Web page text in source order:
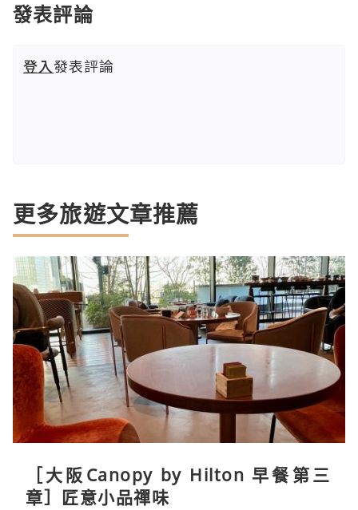
發表評論
登入發表評論
更多旅遊文章推薦
［大阪Canopy by Hilton 早餐第三
章］匠意小品禪味